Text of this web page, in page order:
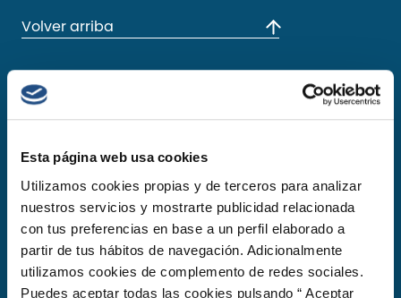
Esta página web usa cookies
Utilizamos cookies propias y de terceros para analizar
nuestros servicios y mostrarte publicidad relacionada
con tus preferencias en base a un perfil elaborado a
partir de tus hábitos de navegación. Adicionalmente
utilizamos cookies de complemento de redes sociales.
Puedes aceptar todas las cookies pulsando “ Aceptar
Volver arriba
Suscríbete a nuestra
newsletter
Recibe en tu correo todas las novedades de
Fundación Cetaqua, Centro Tecnológico del
Agua, Fundación Privada (Cetaqua);de